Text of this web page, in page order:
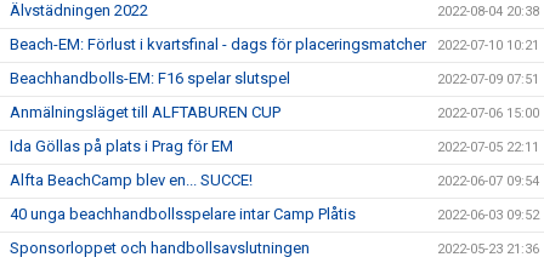
Älvstädningen 2022 2022-08-04 20:38
Beach-EM: Förlust i kvartsfinal - dags för placeringsmatcher 2022-07-10 10:21
Beachhandbolls-EM: F16 spelar slutspel 2022-07-09 07:51
Anmälningsläget till ALFTABUREN CUP 2022-07-06 15:00
Ida Göllas på plats i Prag för EM 2022-07-05 22:11
Alfta BeachCamp blev en... SUCCE! 2022-06-07 09:54
40 unga beachhandbollsspelare intar Camp Plåtis 2022-06-03 09:52
Sponsorloppet och handbollsavslutningen 2022-05-23 21:36